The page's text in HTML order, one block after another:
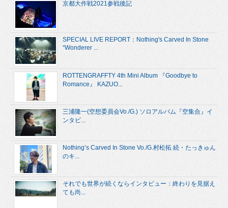
京都大作戦2021参戦後記
SPECIAL LIVE REPORT：Nothing's Carved In Stone
“Wonderer ...
ROTTENGRAFFTY 4th Mini Album 『Goodbye to
Romance』 KAZUO...
三浦隆一(空想委員会Vo./G.) ソロアルバム『空集合』イ
ンタビ...
Nothing’s Carved In Stone Vo./G.村松拓 続・たっきゅん
のキ...
それでも世界が続くならインタビュー：終わりを見据え
ても尚...